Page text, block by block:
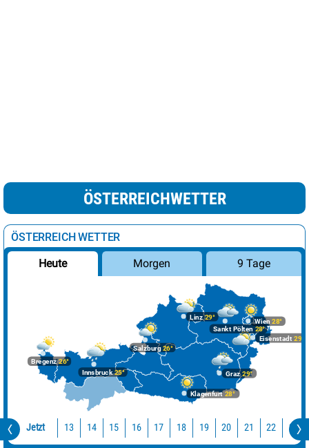
ÖSTERREICHWETTER
ÖSTERREICH WETTER
Heute Morgen 9 Tage
Bregenz26°
Graz29°
Innsbruck25°
Klagenfurt 28°
Linz29°
Salzburg26°
Wien 28°
Eisenstadt 29°
Sankt Pölten 28°
Jetzt 13 14 15 16 17 18 19 20 21 22 23